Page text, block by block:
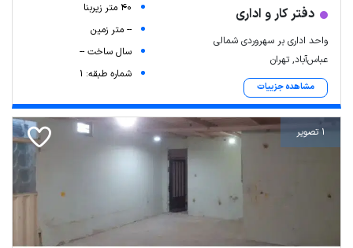
دفتر کار و اداری
واحد اداری بر سهروردی شمالی
عباس‌آباد, تهران
مشاهده جزییات
40 متر زیربنا
-- متر زمین
سال ساخت --
شماره طبقه: 1
1 تصویر